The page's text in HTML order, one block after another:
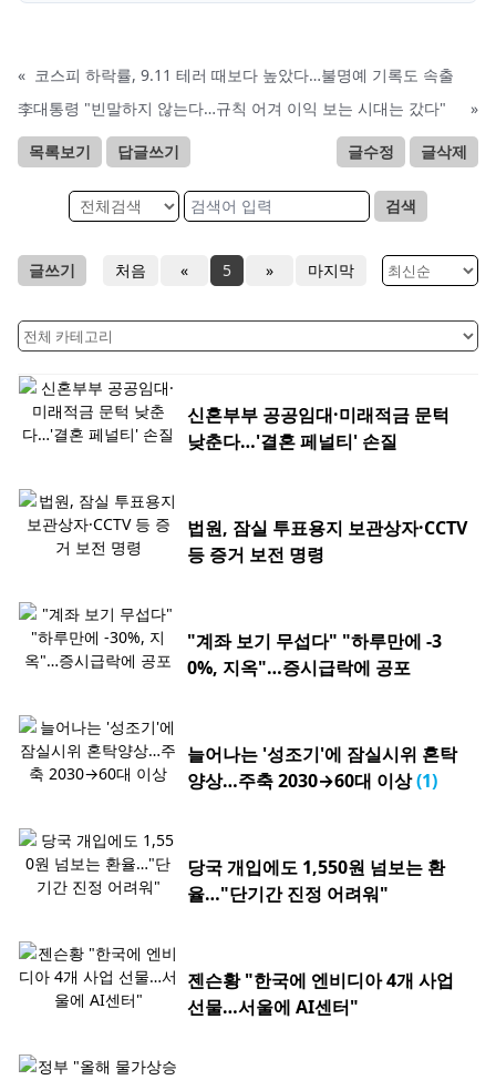
« 코스피 하락률, 9.11 테러 때보다 높았다…불명예 기록도 속출
李대통령 "빈말하지 않는다…규칙 어겨 이익 보는 시대는 갔다"
»
목록보기 답글쓰기 글수정 글삭제
검색
글쓰기 처음 « 5 » 마지막
신혼부부 공공임대·미래적금 문턱
낮춘다…'결혼 페널티' 손질
법원, 잠실 투표용지 보관상자·CCTV
등 증거 보전 명령
"계좌 보기 무섭다" "하루만에 -3
0%, 지옥"…증시급락에 공포
늘어나는 '성조기'에 잠실시위 혼탁
양상…주축 2030→60대 이상(1)
당국 개입에도 1,550원 넘보는 환
율…"단기간 진정 어려워"
젠슨황 "한국에 엔비디아 4개 사업
선물…서울에 AI센터"